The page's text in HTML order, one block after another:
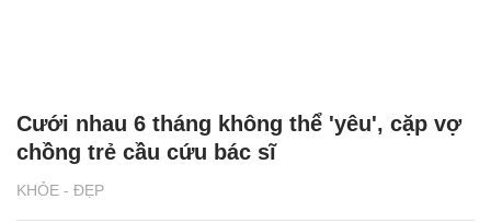
KHỎE - ĐẸP
Cưới nhau 6 tháng không thể 'yêu', cặp vợ
chồng trẻ cầu cứu bác sĩ